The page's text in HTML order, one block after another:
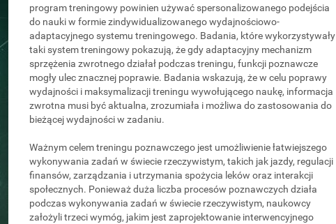
program treningowy powinien używać spersonalizowanego podejścia
do nauki w formie zindywidualizowanego wydajnościowo-
adaptacyjnego systemu treningowego. Badania, które wykorzystywały
taki system treningowy pokazują, że gdy adaptacyjny mechanizm
sprzężenia zwrotnego działał podczas treningu, funkcji poznawcze
mogły ulec znacznej poprawie. Badania wskazują, że w celu poprawy
wydajności i maksymalizacji treningu wywołującego naukę, informacja
zwrotna musi być aktualna, zrozumiała i możliwa do zastosowania do
bieżącej wydajności w zadaniu.
Ważnym celem treningu poznawczego jest umożliwienie łatwiejszego
wykonywania zadań w świecie rzeczywistym, takich jak jazdy, regulacji
finansów, zarządzania i utrzymania spożycia leków oraz interakcji
społecznych. Ponieważ duża liczba procesów poznawczych działa
podczas wykonywania zadań w świecie rzeczywistym, naukowcy
założyli trzeci wymóg, jakim jest zaprojektowanie interwencyjnego